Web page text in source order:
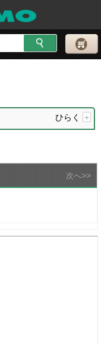
ひらく +
次へ>>